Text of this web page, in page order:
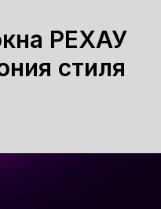
РЕХАУ
стиля